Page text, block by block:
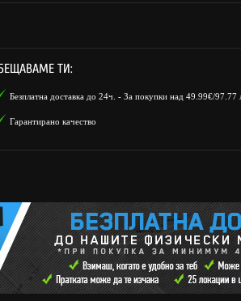
ТИ:
Безплатна доставка до 24ч. - За покупки над 49.99€/97.77
Гарантирано качество